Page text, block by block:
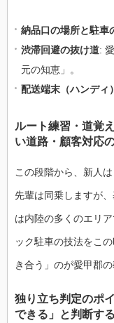
納品口の場所と駐車
渋滞回避の抜け道:
元の知恵」。
配送端末（ハンディ
ルート練習・道覚
い道路・顧客対応
この段階から、新人
先輩は同乗しますが
は内陸の多くのエリ
ック駐車の技法をこ
き合う」のが愛甲郡
独り立ち判定のポ
できる」と判断す